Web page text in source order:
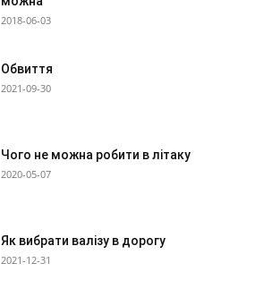
2018-06-03
Обвиття
2021-09-30
Чого не можна робити в літаку
2020-05-07
Як вибрати валізу в дорогу
2021-12-31